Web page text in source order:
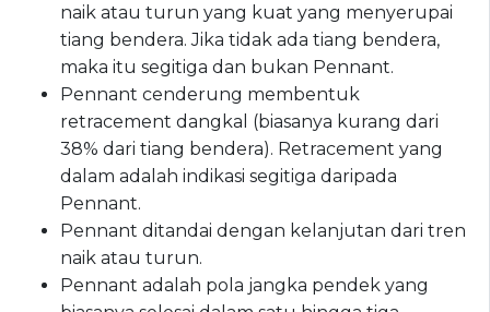
naik atau turun yang kuat yang menyerupai
tiang bendera. Jika tidak ada tiang bendera,
maka itu segitiga dan bukan Pennant.
Pennant cenderung membentuk
retracement dangkal (biasanya kurang dari
38% dari tiang bendera). Retracement yang
dalam adalah indikasi segitiga daripada
Pennant.
Pennant ditandai dengan kelanjutan dari tren
naik atau turun.
Pennant adalah pola jangka pendek yang